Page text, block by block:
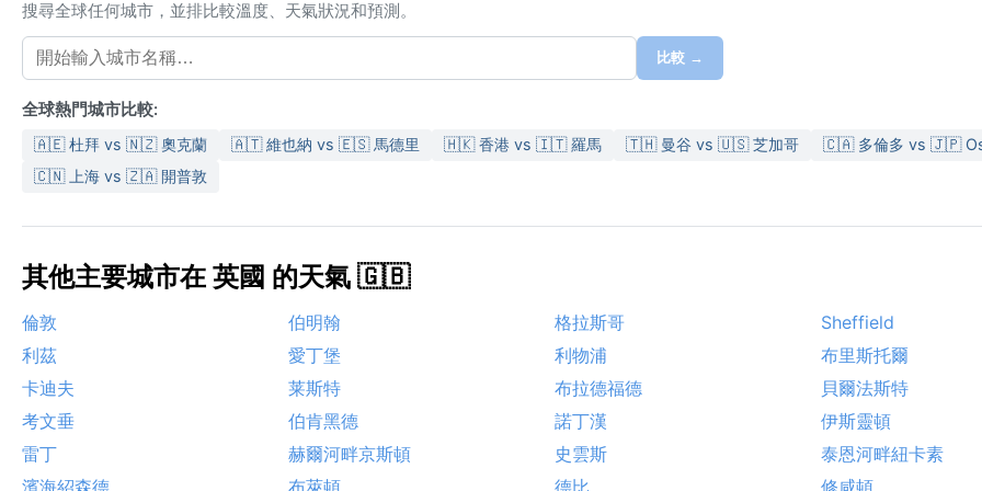
搜尋全球任何城市，並排比較溫度、天氣狀況和預測。
比較 →
全球熱門城市比較:
🇦🇪 杜拜 vs 🇳🇿 奧克蘭 🇦🇹 維也納 vs 🇪🇸 馬德里 🇭🇰 香港 vs 🇮🇹 羅馬 🇹🇭 曼谷 vs 🇺🇸 芝加哥
🇨🇦 多倫多 vs 🇯🇵
🇨🇳 上海 vs 🇿🇦 開普敦
其他主要城市在 英國 的天氣 🇬🇧
倫敦 伯明翰 格拉斯哥
Sheffield
利茲
愛丁堡 利物浦
布里斯托爾
卡迪夫
莱斯特 布拉德福德
貝爾法斯特
考文垂
伯肯黑德 諾丁漢
伊斯靈頓
雷丁
赫爾河畔京斯頓 史雲斯
泰恩河畔紐卡素